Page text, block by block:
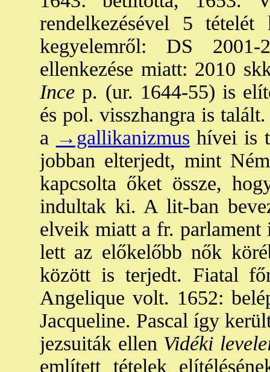
rendelkezésével 5
kegyelemről: DS
ellenkezése miatt: 2010
Ince p. (ur. 1644-55) is
és pol. visszhangra is
a →gallikanizmus hívei is
jobban elterjedt, mint
kapcsolta őket össze,
indultak ki. A lit-ban
elveik miatt a fr. parlament
lett az előkelőbb nők
között is terjedt. Fiatal
Angelique volt. 1652:
Jacqueline. Pascal így
jezsuiták ellen Vidéki
említett tételek